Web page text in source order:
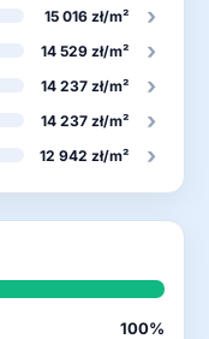
15 016 zł/m² ›
14 529 zł/m² ›
14 237 zł/m² ›
14 237 zł/m² ›
12 942 zł/m² ›
100%